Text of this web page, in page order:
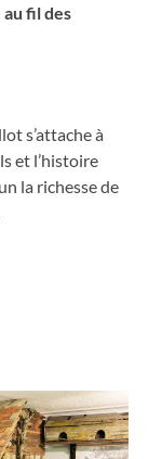
au fil des
s’attache à
et l’histoire
la richesse de